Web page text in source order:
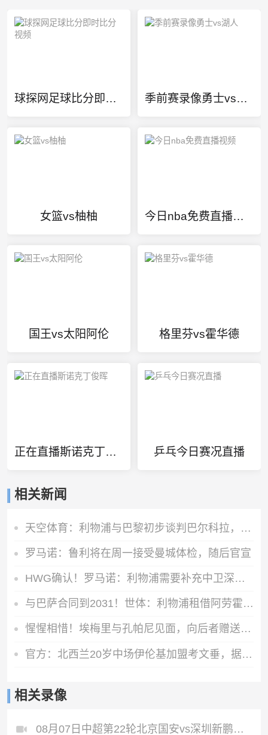
球探网足球比分即时比分视频 季前赛录像勇士vs湖人
女篮vs柚柚 今日nba免费直播视频
国王vs太阳阿伦 格里芬vs霍华德
正在直播斯诺克丁俊晖 乒乓今日赛况直播
相关新闻
天空体育：利物浦与巴黎初步谈判巴尔科拉，但估值存在巨大差距
罗马诺：鲁利将在周一接受曼城体检，随后官宣
HWG确认！罗马诺：利物浦需要补充中卫深度，如今出手签下阿劳霍
与巴萨合同到2031！世体：利物浦租借阿劳霍一年，赛季末可选买断
惺惺相惜！埃梅里与孔帕尼见面，向后者赠送礼物
官方：北西兰20岁中场伊伦基加盟考文垂，据悉转会费3000万欧
相关录像
08月07日中超第22轮北京国安vs深圳新鹏城全场录像